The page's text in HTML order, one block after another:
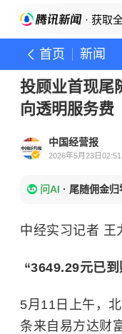
· 获取
首页 新闻
投顾业首现尾
向透明服务费
中国经营报
2026年5月23日02:51
问AI · 尾随佣金归
中经实习记者 王
“3649.29元已到
5月11日上午，
条来自易方达财